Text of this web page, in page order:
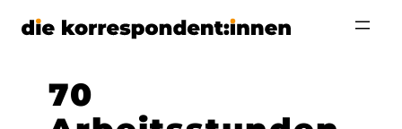
Zum
70